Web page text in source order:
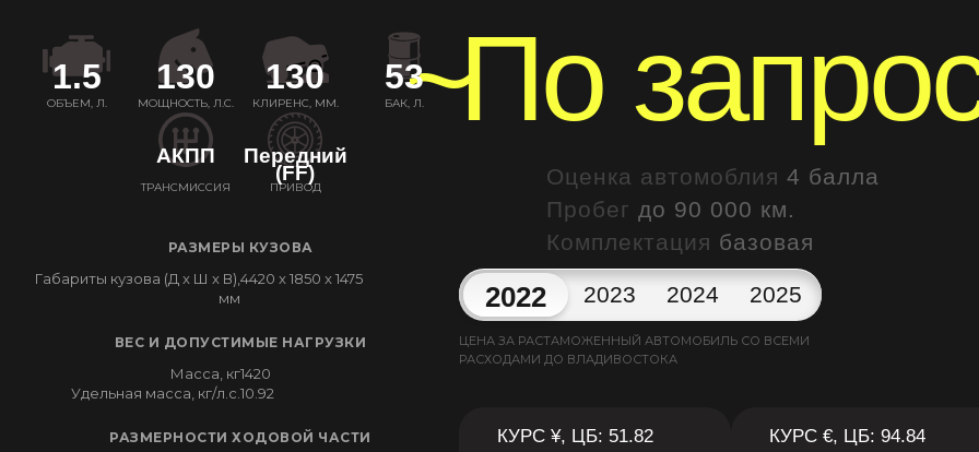
ОБЪЕМ, Л.
1.5
МОЩНОСТЬ, Л.С.
130
КЛИРЕНС, ММ.
130
БАК, Л.
53
ТРАНСМИССИЯ
АКПП
ПРИВОД
Передний
(FF)
РАЗМЕРЫ КУЗОВА
Габариты кузова (Д x Ш x В),
мм
4420 x 1850 x 1475
ВЕС И ДОПУСТИМЫЕ НАГРУЗКИ
Масса, кг1420
Удельная масса, кг/л.с. 10.92
РАЗМЕРНОСТИ ХОДОВОЙ ЧАСТИ
~По
Оценка автомоблия 4 балла
Пробег до 90 000 км.
Комплектация базовая
2022 2023 2024 2025
ЦЕНА ЗА РАСТАМОЖЕННЫЙ АВТОМОБИЛЬ СО ВСЕМИ
РАСХОДАМИ ДО ВЛАДИВОСТОКА
КУРС ¥, ЦБ: 51.82 КУРС €, ЦБ: 94.84